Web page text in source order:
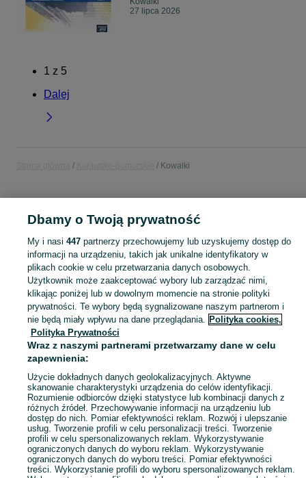
27 lipca 2026
1 z 5
Dalej
Kowalki
pellet wózek w praca pellet z łuski gryki
Skorzystaj z największego serwisu ogłoszeniowego - Kowalki i okolice! Kupuj to, czego pragniesz i sprzedawaj to, czego już nie potrzebujesz! Zobacz
Mapa kategorii
Mapa miejscowości
Mapa ministron
Popularne wyszukiwania
Dbamy o Twoją prywatność
My i nasi 447partnerzy przechowujemy lub uzyskujemy dostęp do
informacji na urządzeniu, takich jak unikalne identyfikatory w
plikach cookie w celu przetwarzania danych osobowych.
Użytkownik może zaakceptować wybory lub zarządzać nimi,
klikając poniżej lub w dowolnym momencie na stronie polityki
prywatności. Te wybory będą sygnalizowane naszym partnerom i
nie będą miały wpływu na dane przeglądania. Polityka cookies,
Polityka Prywatności
Wraz z naszymi partnerami przetwarzamy dane w celu
zapewnienia:
Użycie dokładnych danych geolokalizacyjnych. Aktywne
skanowanie charakterystyki urządzenia do celów identyfikacji.
Rozumienie odbiorców dzięki statystyce lub kombinacji danych z
różnych źródeł. Przechowywanie informacji na urządzeniu lub
dostęp do nich. Pomiar efektywności reklam. Rozwój i ulepszanie
usług. Tworzenie profili w celu personalizacji treści. Tworzenie
profili w celu spersonalizowanych reklam. Wykorzystywanie
ograniczonych danych do wyboru reklam. Wykorzystywanie
ograniczonych danych do wyboru treści. Pomiar efektywności
treści. Wykorzystanie profili do wyboru spersonalizowanych reklam.